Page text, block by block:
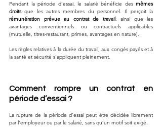
Pendant la période d’essai, le salarié bénéficie des mêmes
droits
rémunération prévue au contrat de travail , ainsi que les
avantages conventionnels ou contractuels applicables
(mutuelle, titres-restaurant, primes, avantages en nature).
Les règles relatives à la durée du travail, aux congés payés et à
la santé et sécurité s’appliquent pleinement.
Comment rompre un contrat en
période d’essai ?
La rupture de la période d’essai peut être décidée librement
par l’employeur ou par le salarié, sans qu’un motif soit exigé.